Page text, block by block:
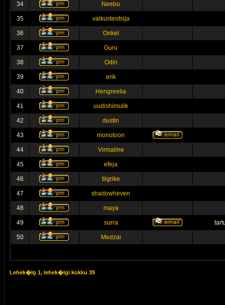
34 Neebu
35 vaikusteotsija
36 Onkel
37 Guru
38 Odin
39 erik
40 Hengreelia
41 uudishimulik
42 dustin
43 monotoon
44 Virmaline
45 efeja
46 tiigrike
47 shadowheven
48 maya
49 surra
50 Medzai
Lehek�lg 1, lehek�lgi kokku 39